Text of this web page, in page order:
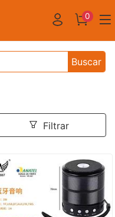
0
Buscar
Filtrar